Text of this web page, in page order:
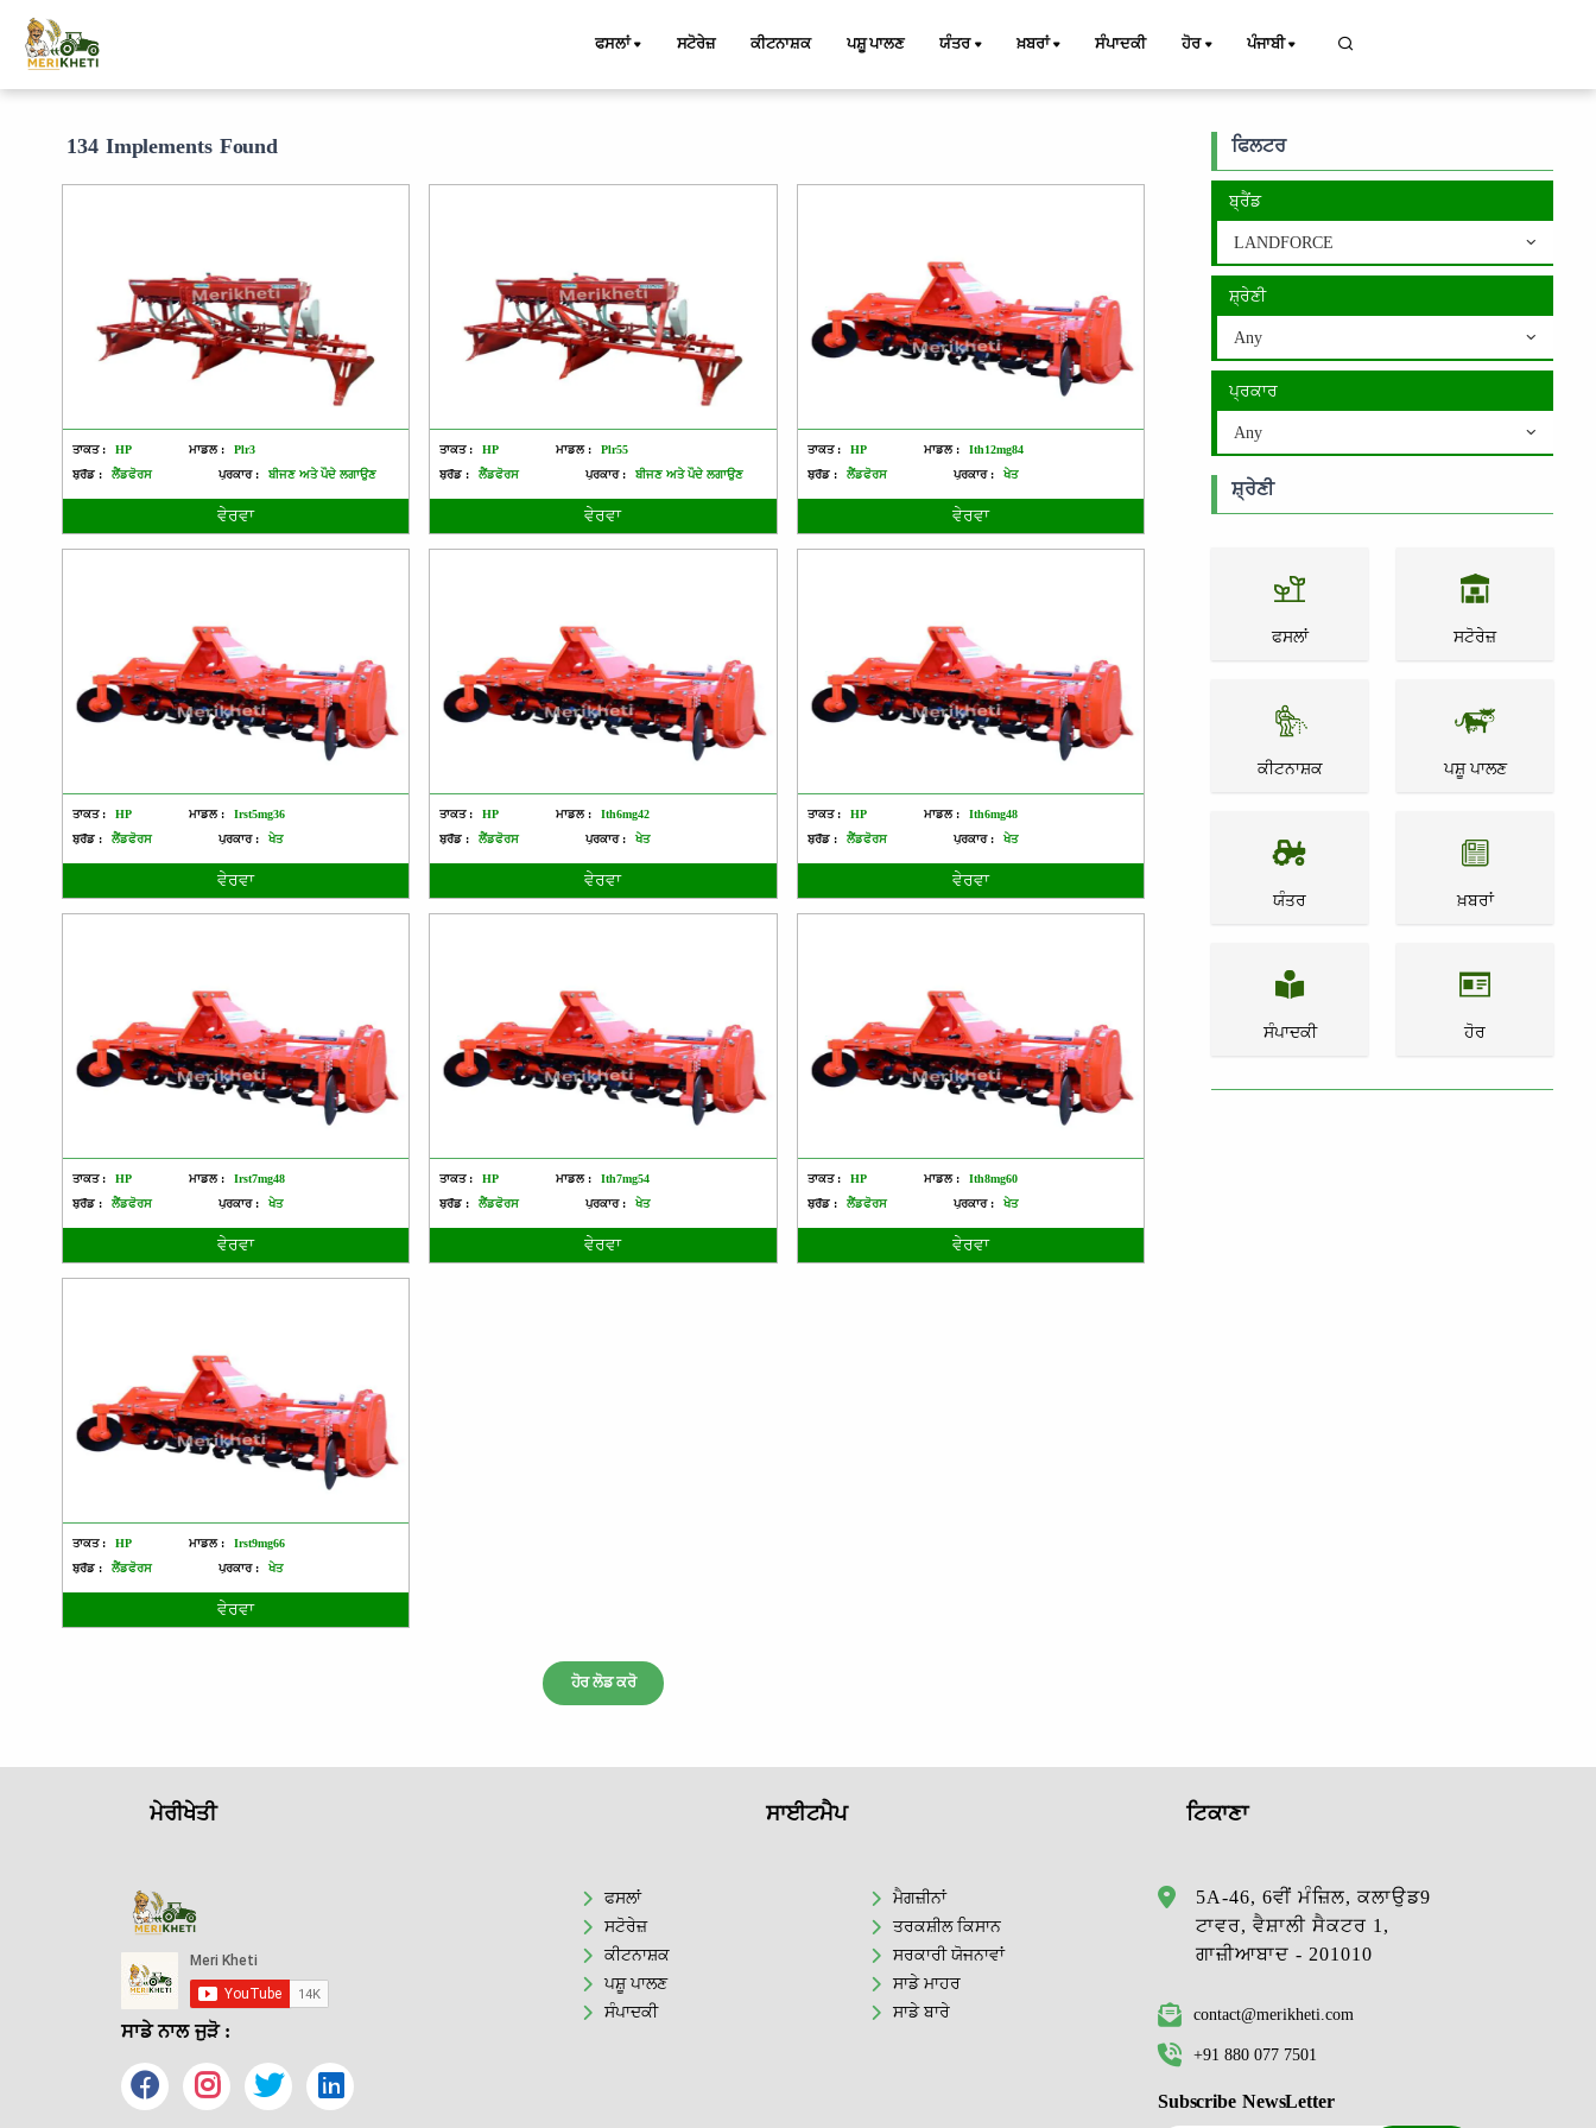
ਫਸਲਾਂ ਸਟੋਰੇਜ਼ ਕੀਟਨਾਸ਼ਕ ਪਸ਼ੂ ਪਾਲਣ ਯੰਤਰ ਖ਼ਬਰਾਂ ਸੰਪਾਦਕੀ ਹੋਰ ਪੰਜਾਬੀ
134 Implements Found
ਤਾਕਤ : HP ਮਾਡਲ :
Plr3
ਬ੍ਰੈਂਡ :
ਲੈਂਡਫੋਰਸ ਪ੍ਰਕਾਰ : ਬੀਜਣ ਅਤੇ ਪੌਦੇ ਲਗਾਉਣ
ਵੇਰਵਾ
ਤਾਕਤ : HP ਮਾਡਲ :
Plr55
ਬ੍ਰੈਂਡ :
ਲੈਂਡਫੋਰਸ ਪ੍ਰਕਾਰ : ਬੀਜਣ ਅਤੇ ਪੌਦੇ ਲਗਾਉਣ
ਵੇਰਵਾ
ਤਾਕਤ : HP ਮਾਡਲ :
Ith12mg84
ਬ੍ਰੈਂਡ :
ਲੈਂਡਫੋਰਸ ਪ੍ਰਕਾਰ : ਖੇਤ
ਵੇਰਵਾ
ਤਾਕਤ : HP ਮਾਡਲ :
Irst5mg36
ਬ੍ਰੈਂਡ :
ਲੈਂਡਫੋਰਸ ਪ੍ਰਕਾਰ : ਖੇਤ
ਵੇਰਵਾ
ਤਾਕਤ : HP ਮਾਡਲ :
Ith6mg42
ਬ੍ਰੈਂਡ :
ਲੈਂਡਫੋਰਸ ਪ੍ਰਕਾਰ : ਖੇਤ
ਵੇਰਵਾ
ਤਾਕਤ : HP ਮਾਡਲ :
Ith6mg48
ਬ੍ਰੈਂਡ :
ਲੈਂਡਫੋਰਸ ਪ੍ਰਕਾਰ : ਖੇਤ
ਵੇਰਵਾ
ਤਾਕਤ : HP ਮਾਡਲ :
Irst7mg48
ਬ੍ਰੈਂਡ :
ਲੈਂਡਫੋਰਸ ਪ੍ਰਕਾਰ : ਖੇਤ
ਵੇਰਵਾ
ਤਾਕਤ : HP ਮਾਡਲ :
Ith7mg54
ਬ੍ਰੈਂਡ :
ਲੈਂਡਫੋਰਸ ਪ੍ਰਕਾਰ : ਖੇਤ
ਵੇਰਵਾ
ਤਾਕਤ : HP ਮਾਡਲ :
Ith8mg60
ਬ੍ਰੈਂਡ :
ਲੈਂਡਫੋਰਸ ਪ੍ਰਕਾਰ : ਖੇਤ
ਵੇਰਵਾ
ਤਾਕਤ : HP ਮਾਡਲ :
Irst9mg66
ਬ੍ਰੈਂਡ :
ਲੈਂਡਫੋਰਸ ਪ੍ਰਕਾਰ : ਖੇਤ
ਵੇਰਵਾ
ਹੋਰ ਲੋਡ ਕਰੋ
ਫਿਲਟਰ
ਬ੍ਰੈਂਡ
LANDFORCE
ਸ਼੍ਰੇਣੀ
Any
ਪ੍ਰਕਾਰ
Any
ਸ਼੍ਰੇਣੀ
ਫਸਲਾਂ ਸਟੋਰੇਜ਼
ਕੀਟਨਾਸ਼ਕ ਪਸ਼ੂ ਪਾਲਣ
ਯੰਤਰ ਖ਼ਬਰਾਂ
ਸੰਪਾਦਕੀ ਹੋਰ
ਮੇਰੀਖੇਤੀ
ਸਾਡੇ ਨਾਲ ਜੁੜੋ :
ਸਾਈਟਮੈਪ
ਫਸਲਾਂ
ਸਟੋਰੇਜ਼
ਕੀਟਨਾਸ਼ਕ
ਪਸ਼ੂ ਪਾਲਣ
ਸੰਪਾਦਕੀ
ਮੈਗਜ਼ੀਨਾਂ
ਤਰਕਸ਼ੀਲ ਕਿਸਾਨ
ਸਰਕਾਰੀ ਯੋਜਨਾਵਾਂ
ਸਾਡੇ ਮਾਹਰ
ਸਾਡੇ ਬਾਰੇ
ਟਿਕਾਣਾ
5A-46, 6ਵੀਂ ਮੰਜ਼ਿਲ, ਕਲਾਉਡ9
ਟਾਵਰ, ਵੈਸ਼ਾਲੀ ਸੈਕਟਰ 1,
ਗਾਜ਼ੀਆਬਾਦ - 201010
contact@merikheti.com
+91 880 077 7501
Subscribe NewsLetter